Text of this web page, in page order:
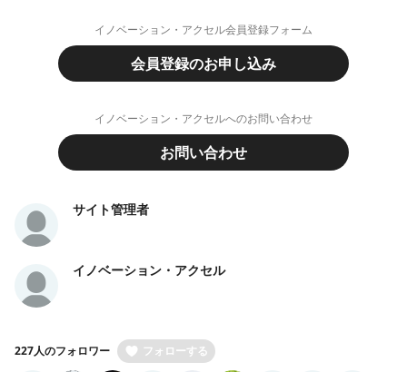
イノベーション・アクセル会員登録フォーム
会員登録のお申し込み
イノベーション・アクセルへのお問い合わせ
お問い合わせ
サイト管理者
イノベーション・アクセル
227人のフォロワー フォローする